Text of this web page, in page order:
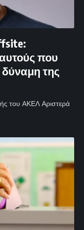
που
δύναμη της
του ΑΚΕΛ Αριστερά